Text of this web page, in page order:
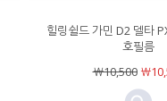
힐링쉴드 가민 D2 델타
호필름
￦10,500￦